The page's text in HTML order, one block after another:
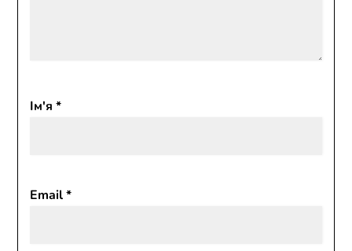
Ім'я*
Email*